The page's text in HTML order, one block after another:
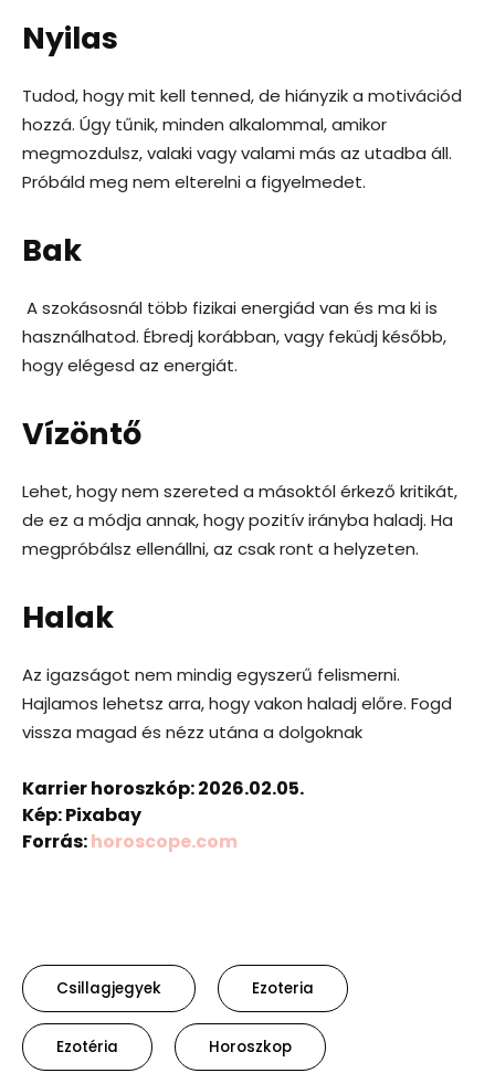
Nyilas
Tudod, hogy mit kell tenned, de hiányzik a motivációd
hozzá. Úgy tűnik, minden alkalommal, amikor
megmozdulsz, valaki vagy valami más az utadba áll.
Próbáld meg nem elterelni a figyelmedet.
Bak
A szokásosnál több fizikai energiád van és ma ki is
használhatod. Ébredj korábban, vagy feküdj később,
hogy elégesd az energiát.
Vízöntő
Lehet, hogy nem szereted a másoktól érkező kritikát,
de ez a módja annak, hogy pozitív irányba haladj. Ha
megpróbálsz ellenállni, az csak ront a helyzeten.
Halak
Az igazságot nem mindig egyszerű felismerni.
Hajlamos lehetsz arra, hogy vakon haladj előre. Fogd
vissza magad és nézz utána a dolgoknak
Karrier horoszkóp: 2026.02.05.
Kép: Pixabay
Forrás:horoscope.com
Csillagjegyek Ezoteria
Ezotéria Horoszkop